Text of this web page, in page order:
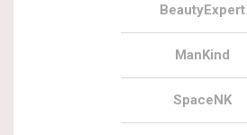
BeautyExpert
ManKind
SpaceNK